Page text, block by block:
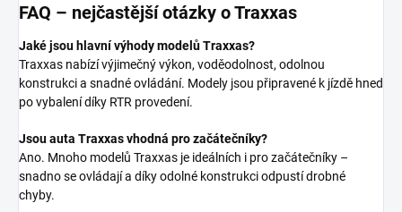
FAQ – nejčastější otázky o Traxxas
Jaké jsou hlavní výhody modelů Traxxas?
Traxxas nabízí výjimečný výkon, voděodolnost, odolnou
konstrukci a snadné ovládání. Modely jsou připravené k jízdě hned
po vybalení díky RTR provedení.
Jsou auta Traxxas vhodná pro začátečníky?
Ano. Mnoho modelů Traxxas je ideálních i pro začátečníky –
snadno se ovládají a díky odolné konstrukci odpustí drobné
chyby.